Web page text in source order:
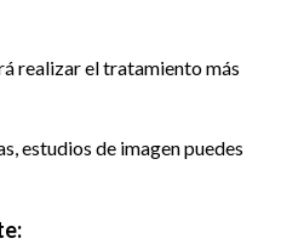
realizar el tratamiento más
estudios de imagen puedes